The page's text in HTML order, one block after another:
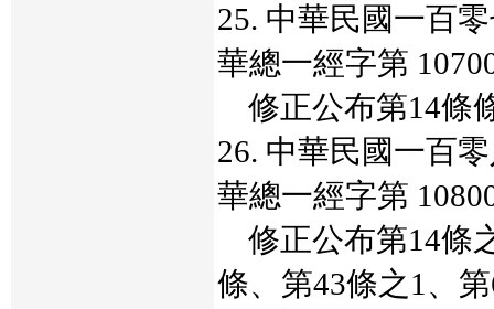
25. 中華民國一百
華總一經字第
修正公布第14條
26. 中華民國一百
華總一經字第
修正公布第14條
條、第43條之1、